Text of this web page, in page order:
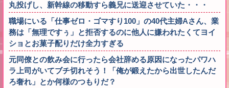
丸投げし、新幹線の移動すら義兄に送迎させていた・・・
職場にいる「仕事ゼロ・ゴマすり100」の40代主婦Aさん、業
務は「無理ですぅ」と拒否するのに他人に嫌われたくてヨイ
ショとお菓子配りだけ全力すぎる
元同僚との飲み会に行ったら会社辞める原因になったパワハ
ラ上司がいてブチ切れそう！「俺が鍛えたから出世したんだ
ろ奢れ」とか何様のつもりだ？